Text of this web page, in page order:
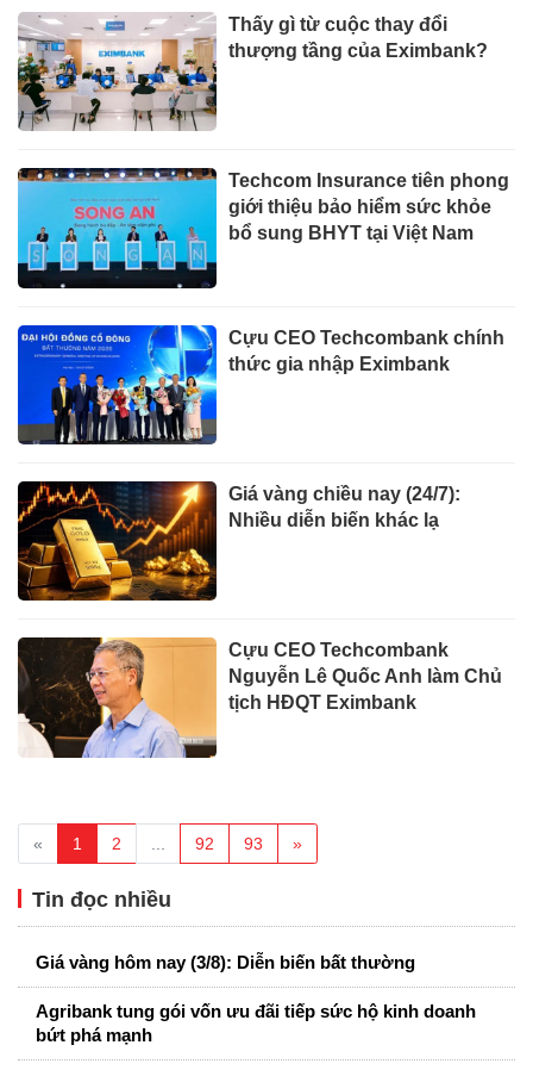
Thấy gì từ cuộc thay đổi
thượng tầng của Eximbank?
Techcom Insurance tiên phong
giới thiệu bảo hiểm sức khỏe
bổ sung BHYT tại Việt Nam
Cựu CEO Techcombank chính
thức gia nhập Eximbank
Giá vàng chiều nay (24/7):
Nhiều diễn biến khác lạ
Cựu CEO Techcombank
Nguyễn Lê Quốc Anh làm Chủ
tịch HĐQT Eximbank
« 1 2 92 93 »
Tin đọc nhiều
Giá vàng hôm nay (3/8): Diễn biến bất thường
Agribank tung gói vốn ưu đãi tiếp sức hộ kinh doanh
bứt phá mạnh